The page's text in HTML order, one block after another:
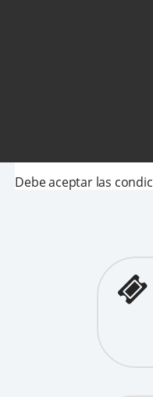
Debe aceptar las